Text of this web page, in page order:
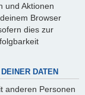
und Aktionen
Browser
dies zur
DATEN
anderen Personen